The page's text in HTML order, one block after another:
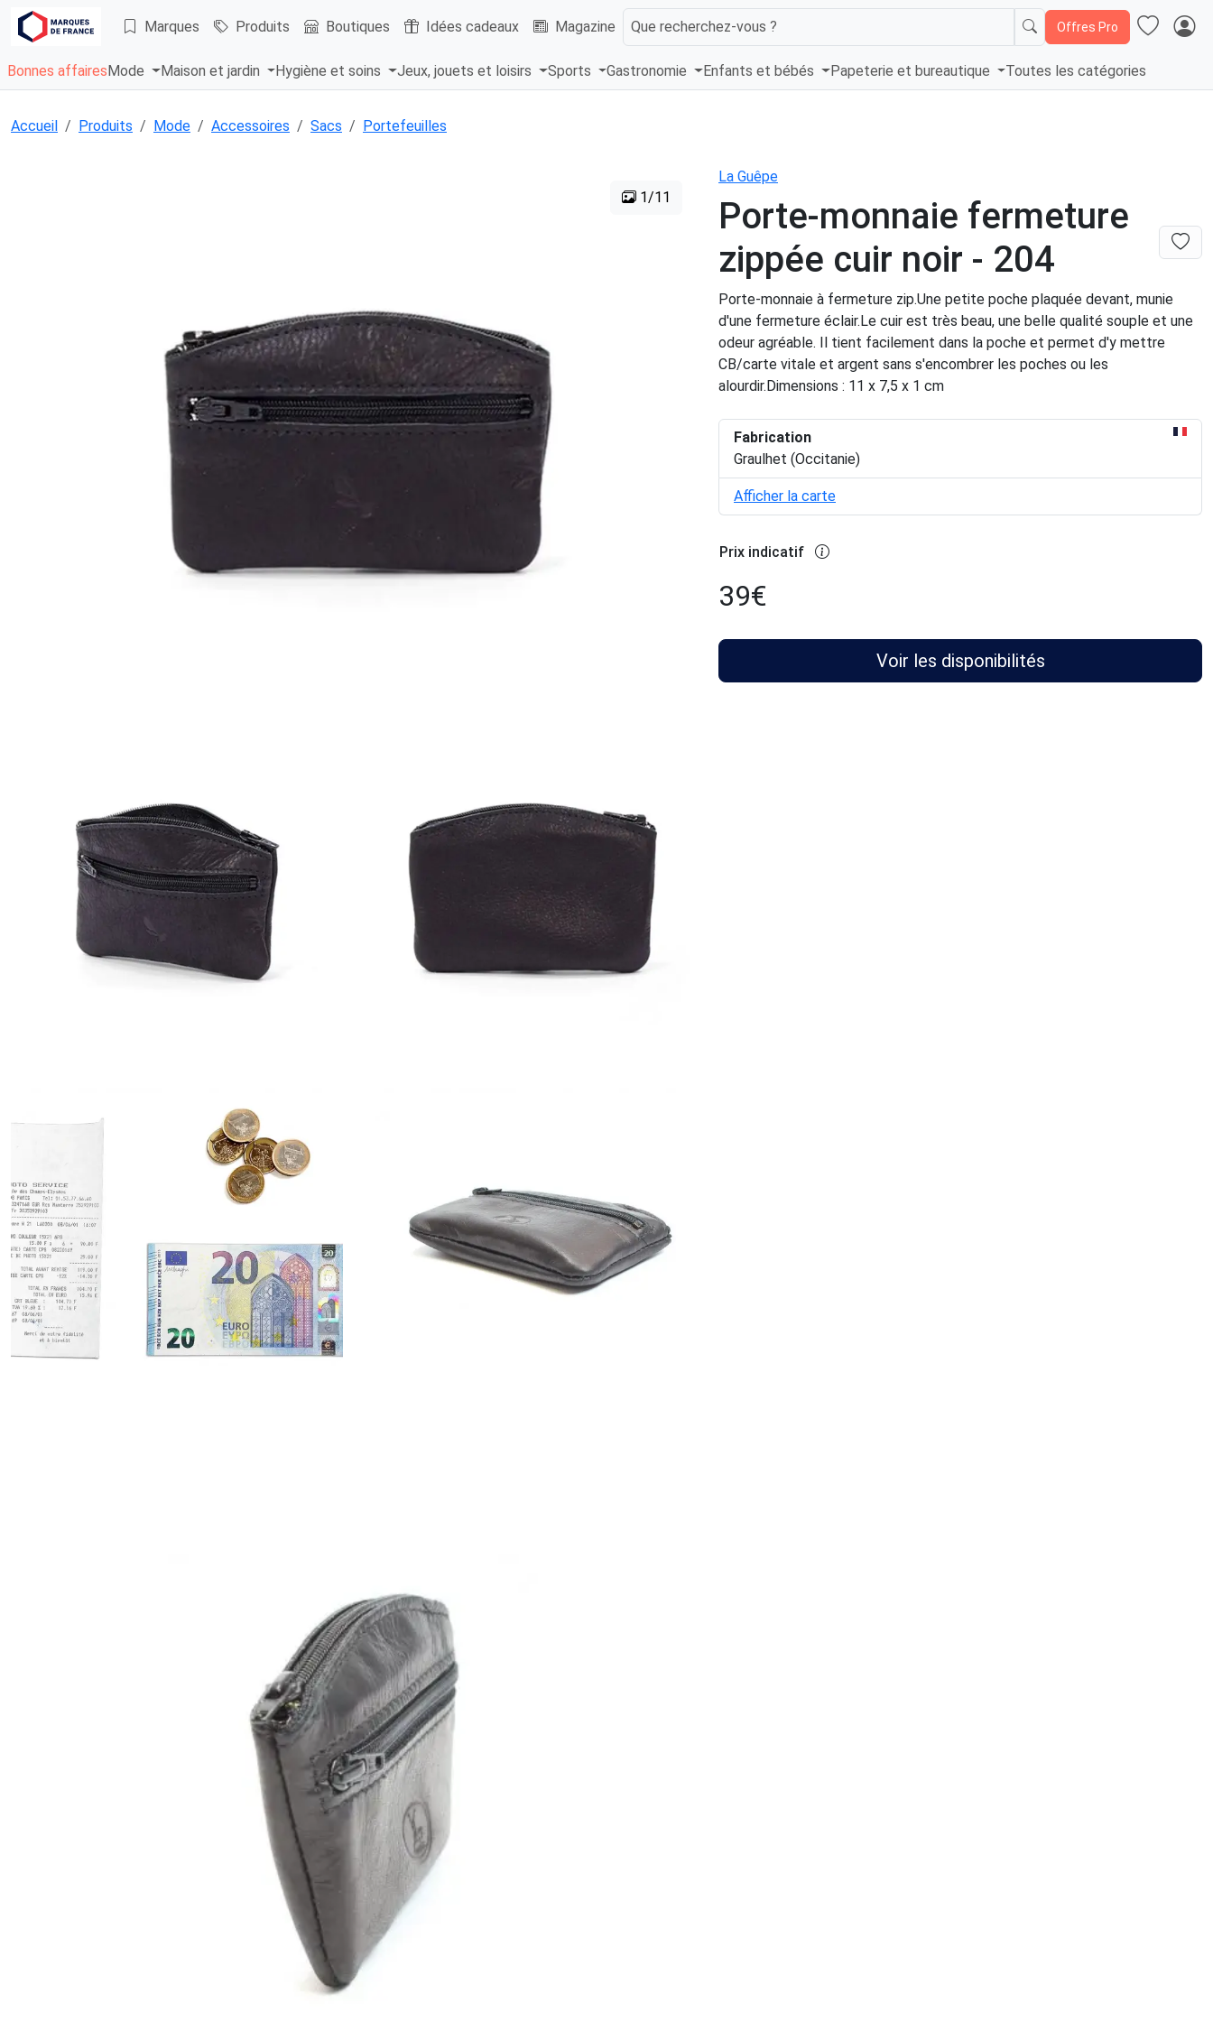
Marques Produits Boutiques Idées cadeaux Magazine Que recherchez-vous ? Offres Pro
Bonnes affaires Mode Maison et jardin Hygiène et soins Jeux, jouets et loisirs Sports Gastronomie Enfants et bébés Papeterie et bureautique Toutes les catégories
Accueil Produits Mode Accessoires Sacs Portefeuilles
1/11
La Guêpe
Porte-monnaie fermeture
zippée cuir noir - 204
Porte-monnaie à fermeture zip.Une petite poche plaquée devant, munie
d'une fermeture éclair.Le cuir est très beau, une belle qualité souple et une
odeur agréable. Il tient facilement dans la poche et permet d'y mettre
CB/carte vitale et argent sans s'encombrer les poches ou les
alourdir.Dimensions : 11 x 7,5 x 1 cm
Fabrication
Graulhet (Occitanie)
Afficher la carte
Prix indicatif
39€
Voir les disponibilités